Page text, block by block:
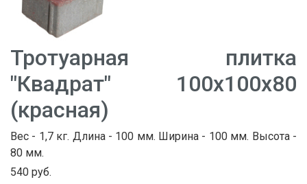
Тротуарная плитка
"Квадрат" 100х100х80
(красная)
Вес - 1,7 кг. Длина - 100 мм. Ширина - 100 мм. Высота -
80 мм.
540 руб.